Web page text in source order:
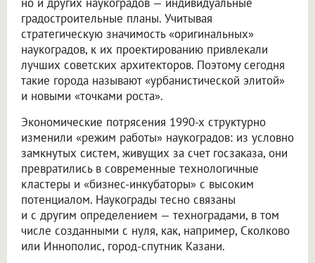
градостроительные планы. Учитывая
стратегическую значимость «оригинальных»
наукоградов, к их проектированию привлекали
лучших советских архитекторов. Поэтому сегодня
такие города называют «урбанистической элитой»
и новыми «точками роста».
Экономические потрясения 1990-х структурно
изменили «режим работы» наукоградов: из условно
замкнутых систем, живущих за счет госзаказа, они
превратились в современные технологичные
кластеры и «бизнес-инкубаторы» с высоким
потенциалом. Наукограды тесно связаны
и с другим определением — техноградами, в том
числе созданными с нуля, как, например, Сколково
или Иннополис, город-спутник Казани.